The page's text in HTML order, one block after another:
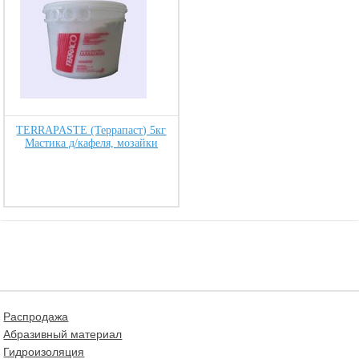
TERRAPASTE (Террапаст) 5кг
Мастика д/кафеля, мозайки
Распродажа
Абразивный материал
Гидроизоляция